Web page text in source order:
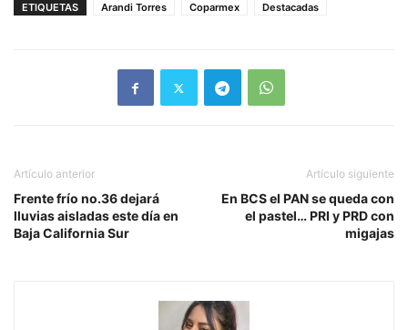
ETIQUETAS Arandi Torres Coparmex Destacadas
Artículo anterior
Frente frío no.36 dejará
lluvias aisladas este día en
Baja California Sur
Artículo siguiente
En BCS el PAN se queda con
el pastel… PRI y PRD con
migajas